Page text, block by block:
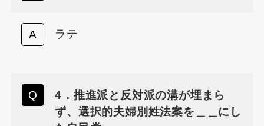
ラテ
4．推進派と反対派の溝が埋まら
ず、選択的夫婦別姓法案を＿＿にし